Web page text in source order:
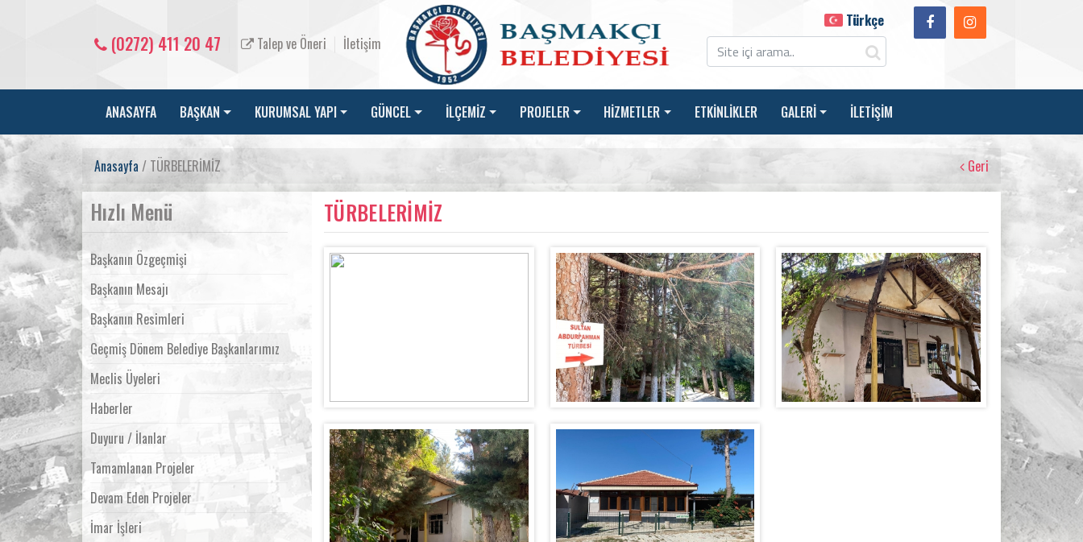
(0272) 411 20 47 Talep ve Öneri İletişim
Türkçe
ANASAYFA BAŞKAN KURUMSAL YAPI GÜNCEL İLÇEMİZ PROJELER HİZMETLER ETKİNLİKLER GALERİ İLETİŞİM
Anasayfa / TÜRBELERİMİZ Geri
Hızlı Menü
Başkanın Özgeçmişi
Başkanın Mesajı
Başkanın Resimleri
Geçmiş Dönem Belediye Başkanlarımız
Meclis Üyeleri
Haberler
Duyuru / İlanlar
Tamamlanan Projeler
Devam Eden Projeler
İmar İşleri
TÜRBELERİMİZ